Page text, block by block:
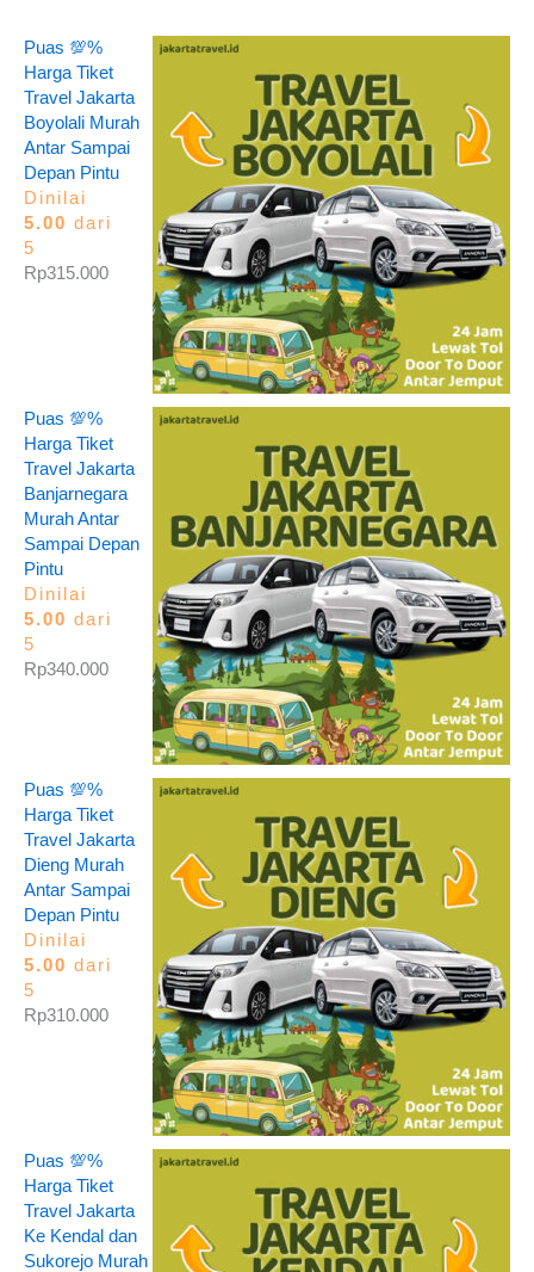
Puas 💯%
Harga Tiket
Travel Jakarta
Boyolali Murah
Antar Sampai
Depan Pintu
Dinilai
5.00 dari
5
Rp315.000
Puas 💯%
Harga Tiket
Travel Jakarta
Banjarnegara
Murah Antar
Sampai Depan
Pintu
Dinilai
5.00 dari
5
Rp340.000
Puas 💯%
Harga Tiket
Travel Jakarta
Dieng Murah
Antar Sampai
Depan Pintu
Dinilai
5.00 dari
5
Rp310.000
Puas 💯%
Harga Tiket
Travel Jakarta
Ke Kendal dan
Sukorejo Murah